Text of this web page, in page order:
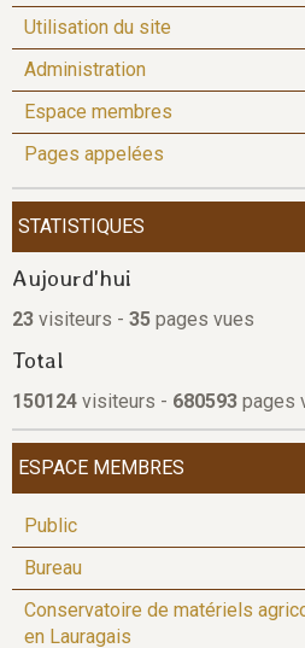
Utilisation du site
Administration
Espace membres
Pages appelées
STATISTIQUES
Aujourd'hui
23 visiteurs - 35 pages vues
Total
150124 visiteurs - 680593 pages
ESPACE MEMBRES
Public
Bureau
Conservatoire de matériels
en Lauragais